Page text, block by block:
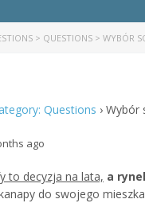
> QUESTIONS > WYBÓR
Questions › Wybór
ago
to decyzja na lata, a
do swojego